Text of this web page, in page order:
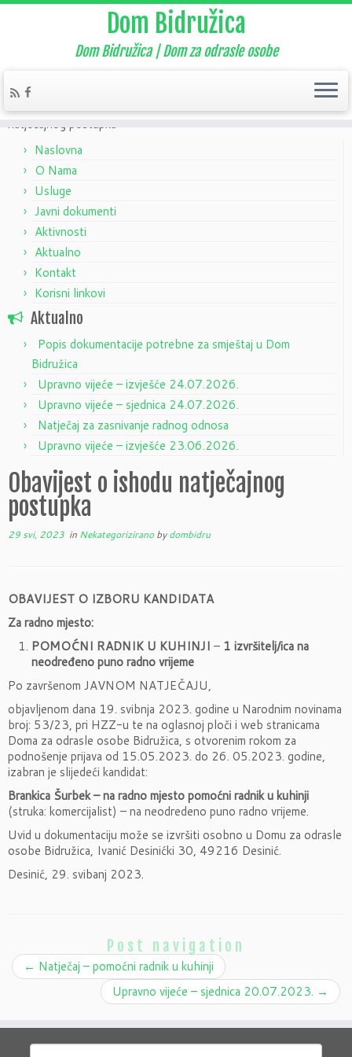
Dom Bidružica
Dom Bidružica | Dom za odrasle osobe
Home»Aktualno»Nekategorizirano»Obavijest o ishodu
natječajnog postupka
Naslovna
O Nama
Usluge
Javni dokumenti
Aktivnosti
Aktualno
Kontakt
Korisni linkovi
Aktualno
Popis dokumentacije potrebne za smještaj u Dom
Bidružica
Upravno vijeće – izvješće 24.07.2026.
Upravno vijeće – sjednica 24.07.2026.
Natječaj za zasnivanje radnog odnosa
Upravno vijeće – izvješće 23.06.2026.
Obavijest o ishodu natječajnog
postupka
29 svi, 2023 in Nekategoriziranobydombidru
OBAVIJEST O IZBORU KANDIDATA
Za radno mjesto:
POMOĆNI RADNIK U KUHINJI – 1 izvršitelj/ica na
neodređeno puno radno vrijeme
Po završenom JAVNOM NATJEČAJU,
objavljenom dana 19. svibnja 2023. godine u Narodnim novinama
broj: 53/23, pri HZZ-u te na oglasnoj ploči i web stranicama
Doma za odrasle osobe Bidružica, s otvorenim rokom za
podnošenje prijava od 15.05.2023. do 26. 05.2023. godine,
izabran je slijedeći kandidat:
Brankica Šurbek – na radno mjesto pomoćni radnik u kuhinji
(struka: komercijalist) – na neodredeno puno radno vrijeme.
Uvid u dokumentaciju može se izvršiti osobno u Domu za odrasle
osobe Bidružica, Ivanić Desinićki 30, 49216 Desinić.
Desinić, 29. svibanj 2023.
Post navigation
← Natječaj – pomoćni radnik u kuhinji
Upravno vijeće – sjednica 20.07.2023. →